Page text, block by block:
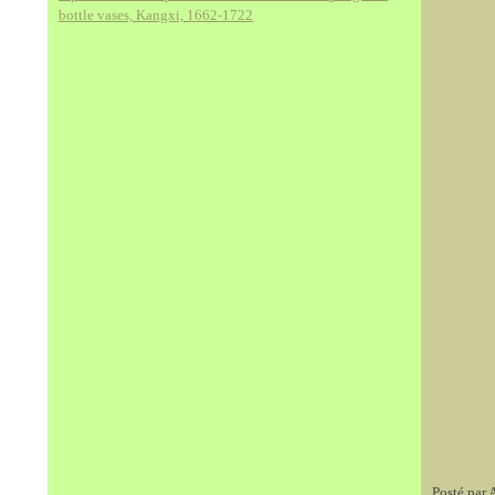
bottle vases, Kangxi, 1662-1722